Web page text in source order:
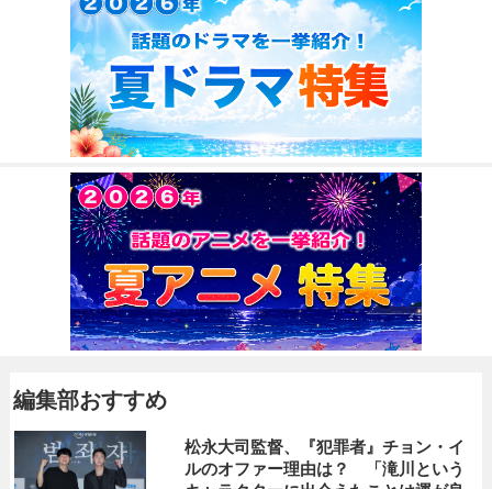
編集部おすすめ
松永大司監督、『犯罪者』チョン・イ
ルのオファー理由は？ 「滝川という